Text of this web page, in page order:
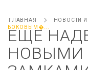
ГЛАВНАЯ НОВОСТИ И
БОКОВЫМ�...
ЕЩЕ
НОВЫМИ